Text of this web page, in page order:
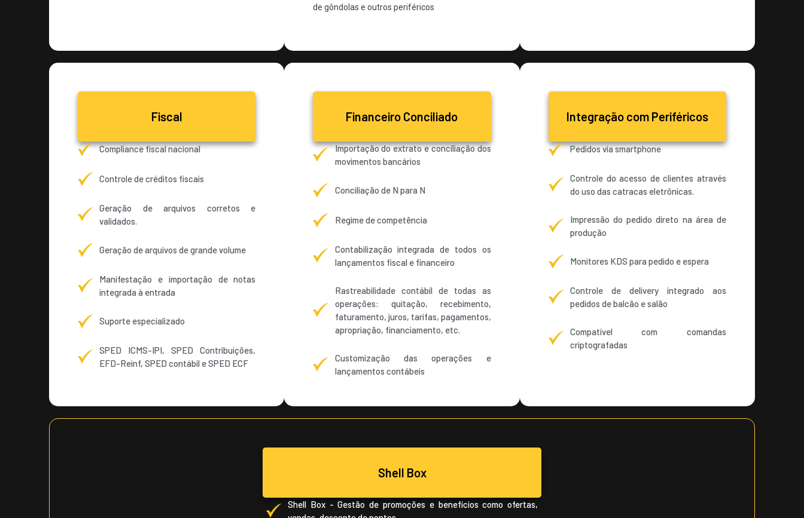
de gôndolas e outros periféricos
Fiscal
Compliance fiscal nacional
Controle de créditos fiscais
Geração de arquivos corretos e
validados.
Geração de arquivos de grande volume
Manifestação e importação de notas
integrada à entrada
Suporte especializado
SPED ICMS-IPI, SPED Contribuições,
EFD-Reinf, SPED contábil e SPED ECF
Financeiro Conciliado
Importação do extrato e conciliação dos
movimentos bancários
Conciliação de N para N
Regime de competência
Contabilização integrada de todos os
lançamentos fiscal e financeiro
Rastreabilidade contábil de todas as
operações: quitação, recebimento,
faturamento, juros, tarifas, pagamentos,
apropriação, financiamento, etc.
Customização das operações e
lançamentos contábeis
Integração com Periféricos
Pedidos via smartphone
Controle do acesso de clientes através
do uso das catracas eletrônicas.
Impressão do pedido direto na área de
produção
Monitores KDS para pedido e espera
Controle de delivery integrado aos
pedidos de balcão e salão
Compatível com comandas
criptografadas
Shell Box
Shell Box - Gestão de promoções e benefícios como ofertas,